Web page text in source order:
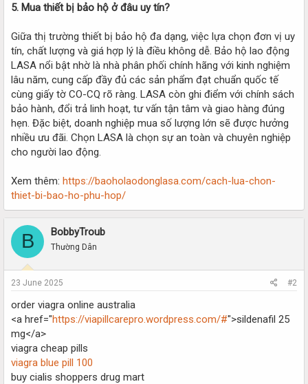
5. Mua thiết bị bảo hộ ở đâu uy tín?
Giữa thị trường thiết bị bảo hộ đa dạng, việc lựa chọn đơn vị uy
tín, chất lượng và giá hợp lý là điều không dễ. Bảo hộ lao động
LASA nổi bật nhờ là nhà phân phối chính hãng với kinh nghiệm
lâu năm, cung cấp đầy đủ các sản phẩm đạt chuẩn quốc tế
cùng giấy tờ CO-CQ rõ ràng. LASA còn ghi điểm với chính sách
bảo hành, đổi trả linh hoạt, tư vấn tận tâm và giao hàng đúng
hẹn. Đặc biệt, doanh nghiệp mua số lượng lớn sẽ được hưởng
nhiều ưu đãi. Chọn LASA là chọn sự an toàn và chuyên nghiệp
cho người lao động.
Xem thêm: https://baoholaodonglasa.com/cach-lua-chon-
thiet-bi-bao-ho-phu-hop/
B BobbyTroub
Thường Dân
23 June 2025 #2
order viagra online australia
<a href="https://viapillcarepro.wordpress.com/#">sildenafil 25
mg</a>
viagra cheap pills
viagra blue pill 100
buy cialis shoppers drug mart